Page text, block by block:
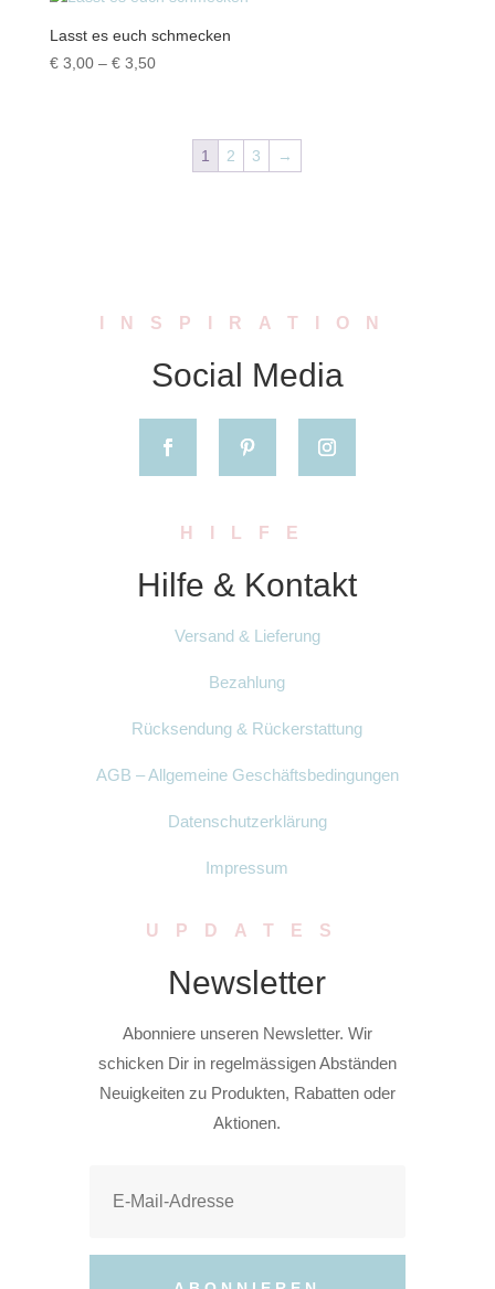
Lasst es euch schmecken
€3,00 – €3,50Preisspanne:
€ 3,50
1
2 3 →
INSPIRATION
Social Media
HILFE
Hilfe & Kontakt
Versand & Lieferung
Bezahlung
Rücksendung & Rückerstattung
AGB – Allgemeine Geschäftsbedingungen
Datenschutzerklärung
Impressum
UPDATES
Newsletter
Abonniere unseren Newsletter. Wir
schicken Dir in regelmässigen Abständen
Neuigkeiten zu Produkten, Rabatten oder
Aktionen.